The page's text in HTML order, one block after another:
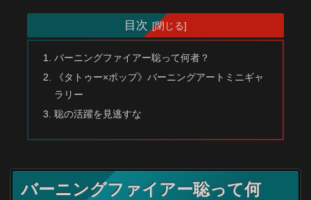
目次
バーニングファイアー聡って何者？
《タトゥー×ポップ》バーニングアートミニギャ
ラリー
聡の活躍を見逃すな
バーニングファイアー聡って何